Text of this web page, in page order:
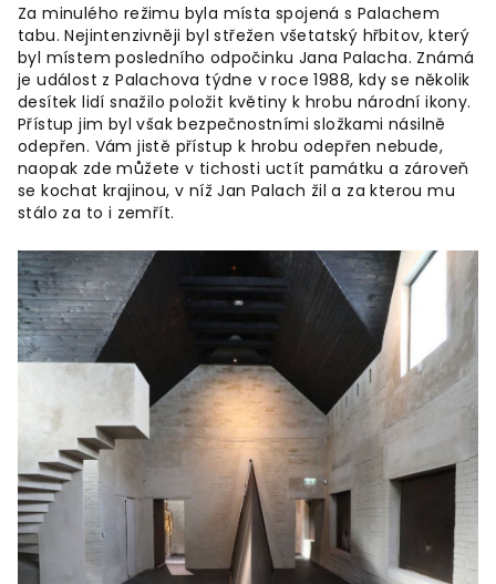
Za minulého režimu byla místa spojená s Palachem
tabu. Nejintenzivněji byl střežen všetatský hřbitov, který
byl místem posledního odpočinku Jana Palacha. Známá
je událost z Palachova týdne v roce 1988, kdy se několik
desítek lidí snažilo položit květiny k hrobu národní ikony.
Přístup jim byl však bezpečnostními složkami násilně
odepřen. Vám jistě přístup k hrobu odepřen nebude,
naopak zde můžete v tichosti uctít památku a zároveň
se kochat krajinou, v níž Jan Palach žil a za kterou mu
stálo za to i zemřít.